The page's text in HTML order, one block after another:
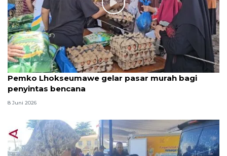
Pemko Lhokseumawe gelar pasar murah bagi
penyintas bencana
8 Juni 2026